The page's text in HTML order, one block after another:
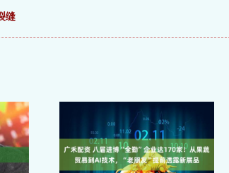
缝